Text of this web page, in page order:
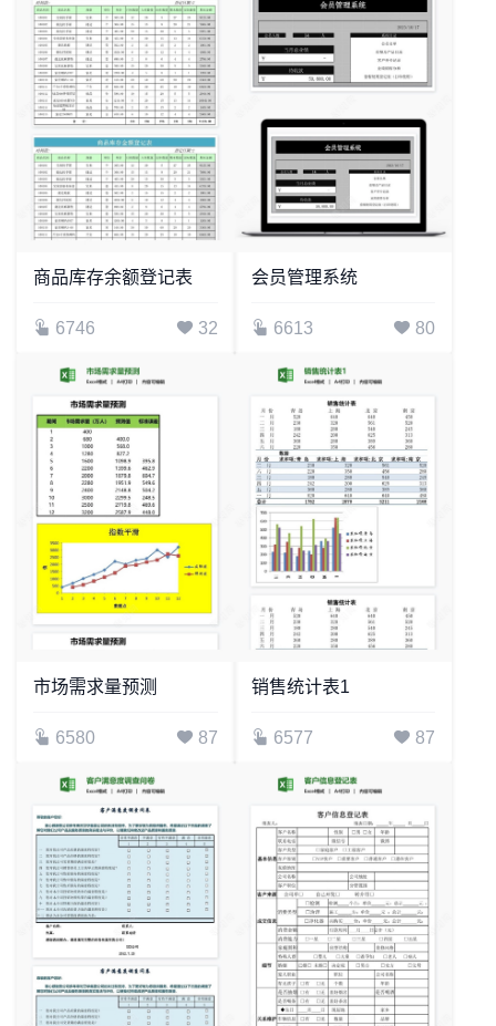
商品库存余额登记表
6746 32
会员管理系统
6613 80
市场需求量预测
6580 87
销售统计表1
6577 87